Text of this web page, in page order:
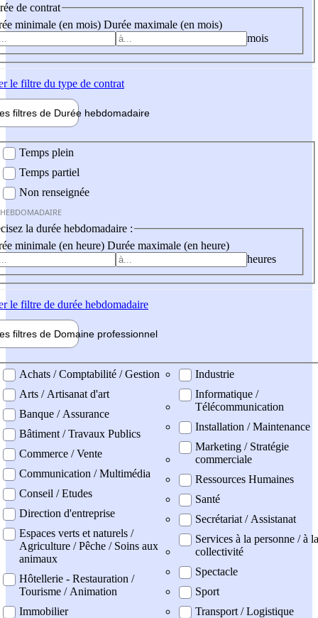
de contrat
minimale (en mois) Durée maximale (en mois)
mois
le filtre du type de contrat
filtres de Durée hebdomadaire
Temps plein
Temps partiel
Non renseignée
la durée hebdomadaire :
minimale (en heure) Durée maximale (en heure)
heures
le filtre de durée hebdomadaire
filtres de Domaine professionnel
professionel
Achats / Comptabilité / Gestion
Arts / Artisanat d'art
Banque / Assurance
Bâtiment / Travaux Publics
Commerce / Vente
Communication / Multimédia
Conseil / Etudes
Direction d'entreprise
Espaces verts et naturels /
Agriculture / Pêche / Soins aux
animaux
Hôtellerie - Restauration /
Tourisme / Animation
Immobilier
Industrie
Informatique /
Télécommunication
Installation / Maintenance
Marketing / Stratégie
commerciale
Ressources Humaines
Santé
Secrétariat / Assistanat
Services à la personne / à la
collectivité
Spectacle
Sport
Transport / Logistique